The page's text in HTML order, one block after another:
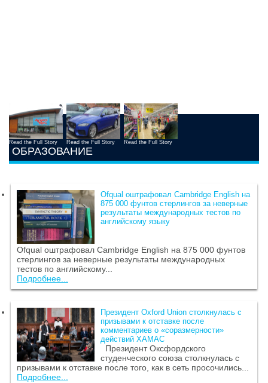
Read the Full Story Read the Full Story Read the Full Story
ОБРАЗОВАНИЕ
Ofqual оштрафовал Cambridge English на
875 000 фунтов стерлингов за неверные
результаты международных тестов по
английскому языку
Ofqual оштрафовал Cambridge English на 875 000 фунтов
стерлингов за неверные результаты международных
тестов по английскому...
Подробнее...
Президент Oxford Union столкнулась с
призывами к отставке после
комментариев о «соразмерности»
действий ХАМАС
Президент Оксфордского
студенческого союза столкнулась с
призывами к отставке после того, как в сеть просочились...
Подробнее...